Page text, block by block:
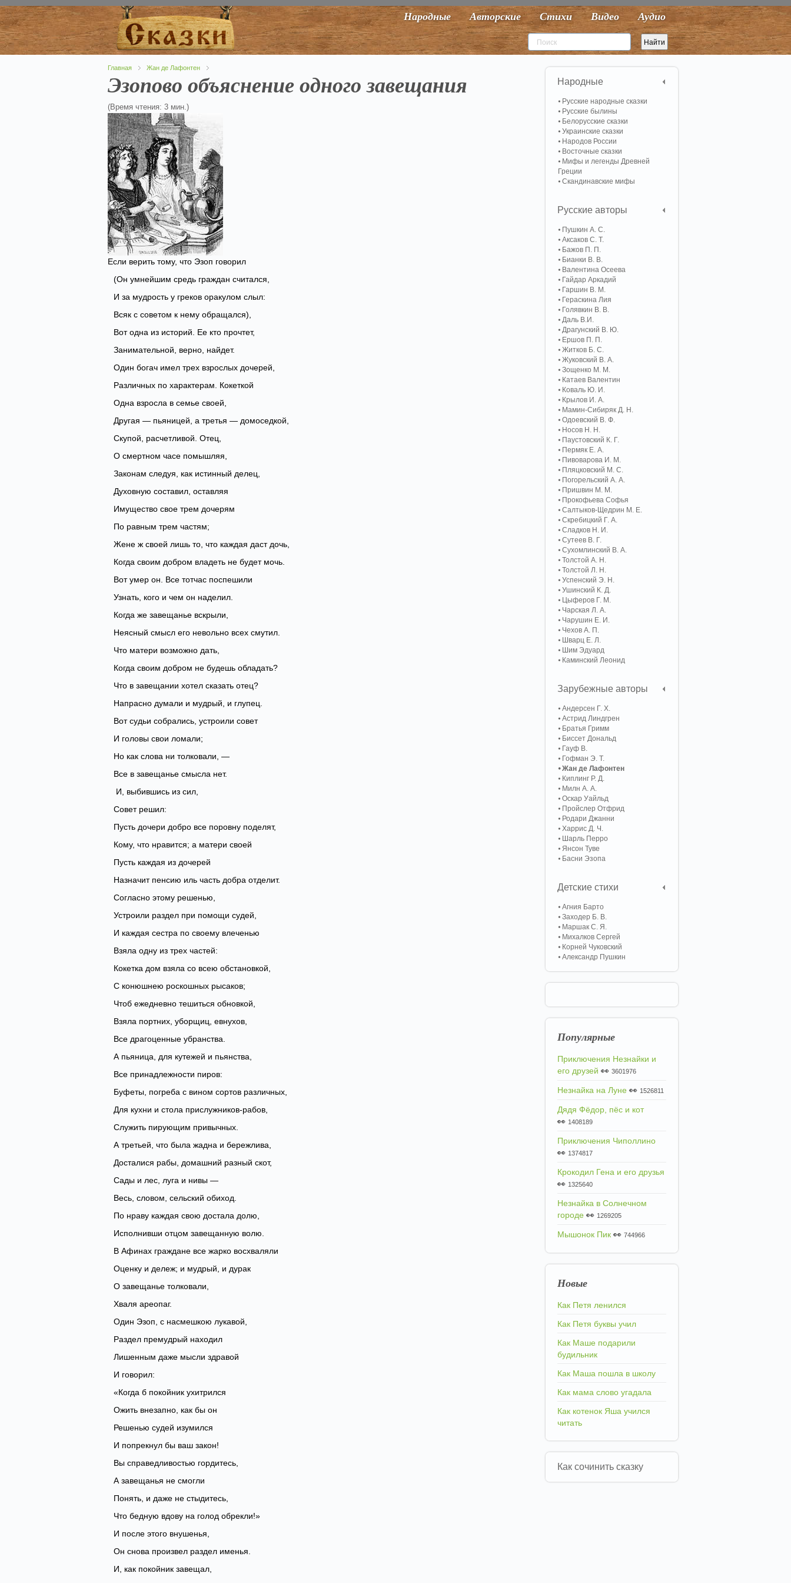
Народные Авторские Стихи Видео Аудио
Главная Жан де Лафонтен
Эзопово объяснение одного завещания
(Время чтения: 3 мин.)
Если верить тому, что Эзоп говорил
(Он умнейшим средь граждан считался,
И за мудрость у греков оракулом слыл:
Всяк с советом к нему обращался),
Вот одна из историй. Ее кто прочтет,
Занимательной, верно, найдет.
Один богач имел трех взрослых дочерей,
Различных по характерам. Кокеткой
Одна взросла в семье своей,
Другая — пьяницей, а третья — домоседкой,
Скупой, расчетливой. Отец,
О смертном часе помышляя,
Законам следуя, как истинный делец,
Духовную составил, оставляя
Имущество свое трем дочерям
По равным трем частям;
Жене ж своей лишь то, что каждая даст дочь,
Когда своим добром владеть не будет мочь.
Вот умер он. Все тотчас поспешили
Узнать, кого и чем он наделил.
Когда же завещанье вскрыли,
Неясный смысл его невольно всех смутил.
Что матери возможно дать,
Когда своим добром не будешь обладать?
Что в завещании хотел сказать отец?
Напрасно думали и мудрый, и глупец.
Вот судьи собрались, устроили совет
И головы свои ломали;
Но как слова ни толковали, —
Все в завещанье смысла нет.
И, выбившись из сил,
Совет решил:
Пусть дочери добро все поровну поделят,
Кому, что нравится; а матери своей
Пусть каждая из дочерей
Назначит пенсию иль часть добра отделит.
Согласно этому решенью,
Устроили раздел при помощи судей,
И каждая сестра по своему влеченью
Взяла одну из трех частей:
Кокетка дом взяла со всею обстановкой,
С конюшнею роскошных рысаков;
Чтоб ежедневно тешиться обновкой,
Взяла портних, уборщиц, евнухов,
Все драгоценные убранства.
А пьяница, для кутежей и пьянства,
Все принадлежности пиров:
Буфеты, погреба с вином сортов различных,
Для кухни и стола прислужников-рабов,
Служить пирующим привычных.
А третьей, что была жадна и бережлива,
Досталися рабы, домашний разный скот,
Сады и лес, луга и нивы —
Весь, словом, сельский обиход.
По нраву каждая свою достала долю,
Исполнивши отцом завещанную волю.
В Афинах граждане все жарко восхваляли
Оценку и дележ; и мудрый, и дурак
О завещанье толковали,
Хваля ареопаг.
Один Эзоп, с насмешкою лукавой,
Раздел премудрый находил
Лишенным даже мысли здравой
И говорил:
«Когда б покойник ухитрился
Ожить внезапно, как бы он
Решенью судей изумился
И попрекнул бы ваш закон!
Вы справедливостью гордитесь,
А завещанья не смогли
Понять, и даже не стыдитесь,
Что бедную вдову на голод обрекли!»
И после этого внушенья,
Он снова произвел раздел именья.
И, как покойник завещал,
Народные
Русские народные сказки
Русские былины
Белорусские сказки
Украинские сказки
Народов России
Восточные сказки
Мифы и легенды Древней
Греции
Скандинавские мифы
Русские авторы
Пушкин А. С.
Аксаков С. Т.
Бажов П. П.
Бианки В. В.
Валентина Осеева
Гайдар Аркадий
Гаршин В. М.
Гераскина Лия
Голявкин В. В.
Даль В.И.
Драгунский В. Ю.
Ершов П. П.
Житков Б. С.
Жуковский В. А.
Зощенко М. М.
Катаев Валентин
Коваль Ю. И.
Крылов И. А.
Мамин-Сибиряк Д. Н.
Одоевский В. Ф.
Носов Н. Н.
Паустовский К. Г.
Пермяк Е. А.
Пивоварова И. М.
Пляцковский М. С.
Погорельский А. A.
Пришвин М. М.
Прокофьева Софья
Салтыков-Щедрин М. Е.
Скребицкий Г. А.
Сладков Н. И.
Сутеев В. Г.
Сухомлинский В. А.
Толстой А. Н.
Толстой Л. Н.
Успенский Э. Н.
Ушинский К. Д.
Цыферов Г. М.
Чарская Л. А.
Чарушин Е. И.
Чехов А. П.
Шварц Е. Л.
Шим Эдуард
Каминский Леонид
Зарубежные авторы
Андерсен Г. Х.
Астрид Линдгрен
Братья Гримм
Биссет Дональд
Гауф В.
Гофман Э. Т.
Жан де Лафонтен
Киплинг Р. Д.
Милн А. А.
Оскар Уайльд
Пройслер Отфрид
Родари Джанни
Харрис Д. Ч.
Шарль Перро
Янсон Туве
Басни Эзопа
Детские стихи
Агния Барто
Заходер Б. В.
Маршак С. Я.
Михалков Сергей
Корней Чуковский
Александр Пушкин
Популярные
Приключения Незнайки и
его друзей 👀 3601976
Незнайка на Луне 👀 1526811
Дядя Фёдор, пёс и кот
👀 1408189
Приключения Чиполлино
👀 1374817
Крокодил Гена и его друзья
👀 1325640
Незнайка в Солнечном
городе 👀 1269205
Мышонок Пик 👀 744966
Новые
Как Петя ленился
Как Петя буквы учил
Как Маше подарили
будильник
Как Маша пошла в школу
Как мама слово угадала
Как котенок Яша учился
читать
Как сочинить сказку